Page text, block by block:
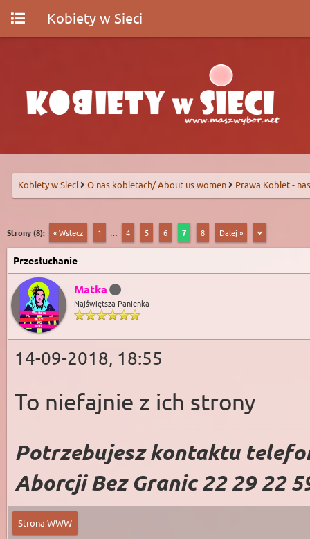
Kobiety w Sieci
Kobiety w Sieci O nas kobietach/ About us women Prawa Kobiet -
Strony (8): « Wstecz 1 4 5 6 7 8 Dalej »
Przesłuchanie
Matka
Najświętsza Panienka
14-09-2018, 18:55
To niefajnie z ich strony
Potrzebujesz kontaktu
Aborcji Bez Granic 22 29 22
Strona WWW